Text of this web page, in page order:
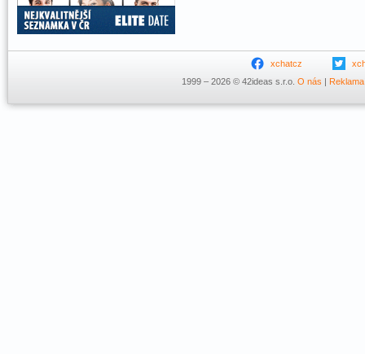
xchatcz
1999 – 2026 © 42ideas s.r.o. O nás | Reklama